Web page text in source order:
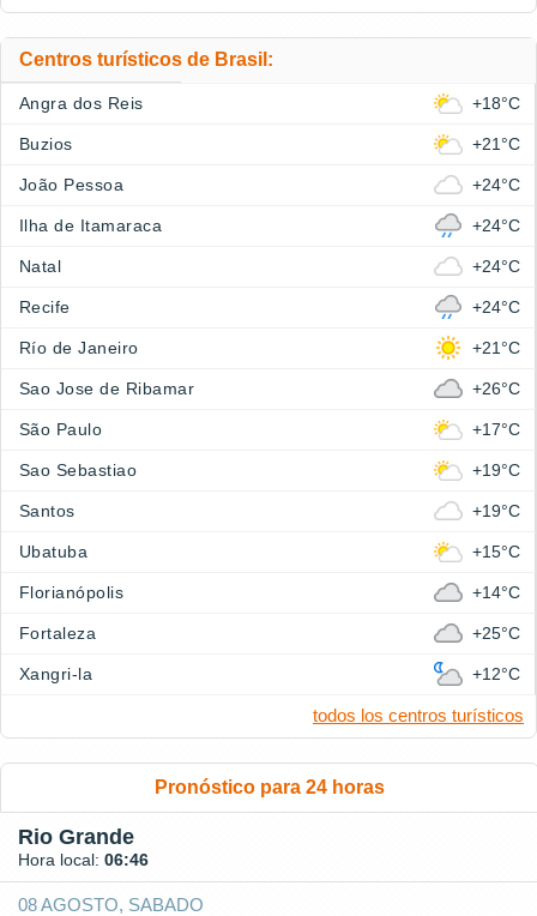
Centros turísticos de Brasil:
Angra dos Reis +18°C
Buzios +21°C
João Pessoa +24°C
Ilha de Itamaraca +24°C
Natal +24°C
Recife +24°C
Río de Janeiro +21°C
Sao Jose de Ribamar +26°C
São Paulo +17°C
Sao Sebastiao +19°C
Santos +19°C
Ubatuba +15°C
Florianópolis +14°C
Fortaleza +25°C
Xangri-la +12°C
todos los centros turísticos
Pronóstico para 24 horas
Rio Grande
Hora local: 06:46
08 AGOSTO, SABADO